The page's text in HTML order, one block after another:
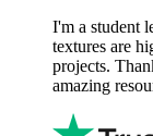
I'm a student
textures are
projects.
amazing